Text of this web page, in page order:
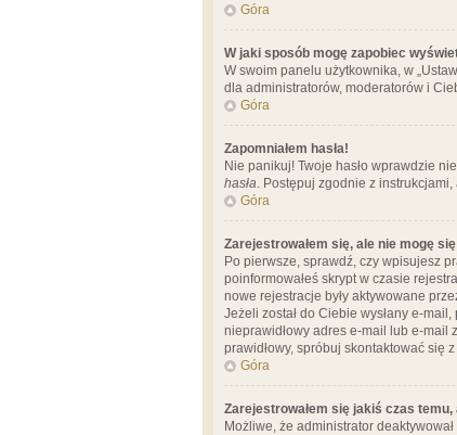
Góra
W jaki sposób mogę zapobiec
W swoim panelu użytkownika, w
dla administratorów, moderatorów i
Góra
Zapomniałem hasła!
Nie panikuj! Twoje hasło wprawdzie
hasła. Postępuj zgodnie z
Góra
Zarejestrowałem się, ale nie mogę
Po pierwsze, sprawdź, czy wpisujesz
poinformowałeś skrypt w czasie
nowe rejestracje były aktywowane
Jeżeli został do Ciebie wysłany e-
nieprawidłowy adres e-mail lub e-mail
prawidłowy, spróbuj skontaktować się
Góra
Zarejestrowałem się jakiś czas
Możliwe, że administrator